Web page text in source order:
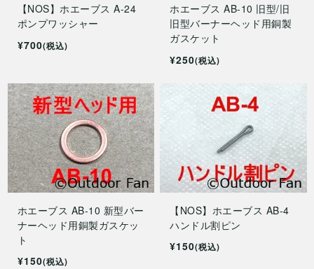
【NOS】ホエーブス A-24
ポンプワッシャー
¥700(税込)
ホエーブス AB-10 旧型/旧
旧型バーナーヘッド用銅製
ガスケット
¥250(税込)
ホエーブス AB-10 新型バー
ナーヘッド用銅製ガスケッ
ト
¥150(税込)
【NOS】ホエーブス AB-4
ハンドル割ピン
¥150(税込)